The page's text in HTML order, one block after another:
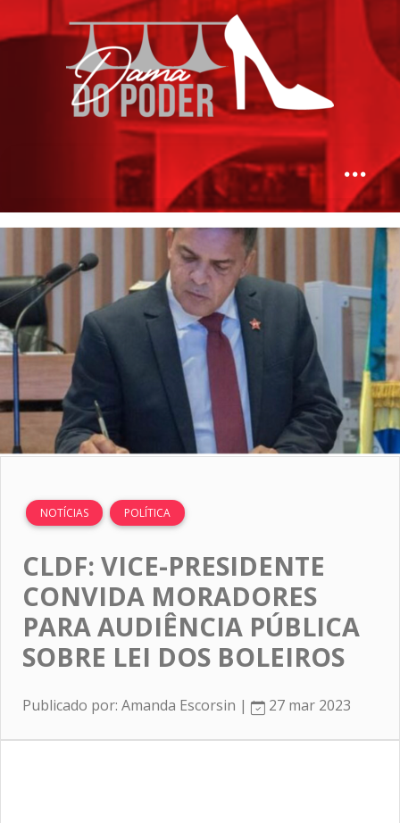
NOTÍCIAS POLÍTICA
CLDF: VICE-PRESIDENTE
CONVIDA MORADORES
PARA AUDIÊNCIA PÚBLICA
SOBRE LEI DOS BOLEIROS
Publicado por: Amanda Escorsin | 27 mar 2023